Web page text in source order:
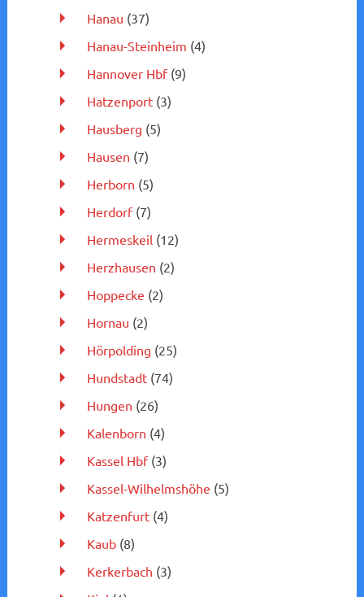
Hanau (37)
Hanau-Steinheim (4)
Hannover Hbf(9)
Hatzenport(3)
Hausberg (5)
Hausen (7)
Herborn (5)
Herdorf(7)
Hermeskeil(12)
Herzhausen (2)
Hoppecke (2)
Hornau (2)
Hörpolding (25)
Hundstadt(74)
Hungen (26)
Kalenborn (4)
Kassel Hbf(3)
Kassel-Wilhelmshöhe (5)
Katzenfurt(4)
Kaub(8)
Kerkerbach (3)